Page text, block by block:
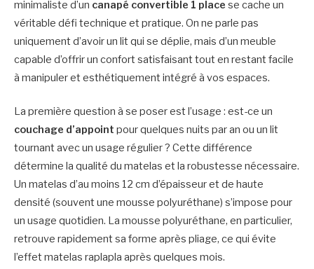
minimaliste d’un canapé convertible 1 place se cache un
véritable défi technique et pratique. On ne parle pas
uniquement d’avoir un lit qui se déplie, mais d’un meuble
capable d’offrir un confort satisfaisant tout en restant facile
à manipuler et esthétiquement intégré à vos espaces.
La première question à se poser est l’usage : est-ce un
couchage d’appoint pour quelques nuits par an ou un lit
tournant avec un usage régulier ? Cette différence
détermine la qualité du matelas et la robustesse nécessaire.
Un matelas d’au moins 12 cm d’épaisseur et de haute
densité (souvent une mousse polyuréthane) s’impose pour
un usage quotidien. La mousse polyuréthane, en particulier,
retrouve rapidement sa forme après pliage, ce qui évite
l’effet matelas raplapla après quelques mois.